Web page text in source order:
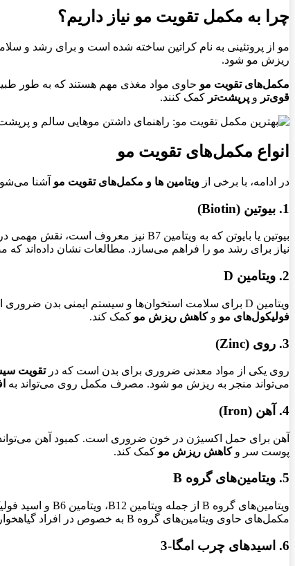
چرا به مکمل تقویت مو نیاز داریم؟
مو از پروتئینی به نام کراتین ساخته شده است و برای رشد و
ریزش مو شود.
مکمل‌های تقویت مو حاوی مواد مغذی مهم هستند که به طور
قوی‌تر و پرپشت‌تر کمک کنند.
انواع مکمل‌های تقویت مو
در ادامه، با برخی از ویتامین ها و مکمل‌های تقویت مو آشنا
1. بیوتین (Biotin)
بیوتین یا بایوتن که به ویتامین B7 نیز معروف است، نقش مهمی در
نیاز برای رشد مو را فراهم می‌سازد. مطالعات نشان داده‌اند
2. ویتامین D
ویتامین D برای سلامت استخوان‌ها و سیستم ایمنی بدن ضروری است. تحقیقات اخیر نشان داده‌اند که کمبود ویتامین D با
فولیکول‌های مو وکاهش ریزش مو کمک کند.
3. روی (Zinc)
روی یکی از مواد معدنی ضروری برای بدن است که درتقویت
می‌تواند منجر به ریزش مو شود. مصرف مکمل روی می‌تواند به
4. آهن (Iron)
آهن برای حمل اکسیژن در خون ضروری است. کمبود آهن
پوست سر وکاهش ریزش مو کمک کند.
5. ویتامین‌های گروه B
ویتامین‌های گروه B از جمله ویتامین B12، ویتامین B6 و اسید فولیک برای
مکمل‌های حاوی ویتامین‌های گروه B به خصوص در افراد گیاهخوار که در معرض کمبود این ویتامین‌ها قرار دارند، می‌تواند مفید باشد.
6. اسیدهای چرب امگا-3